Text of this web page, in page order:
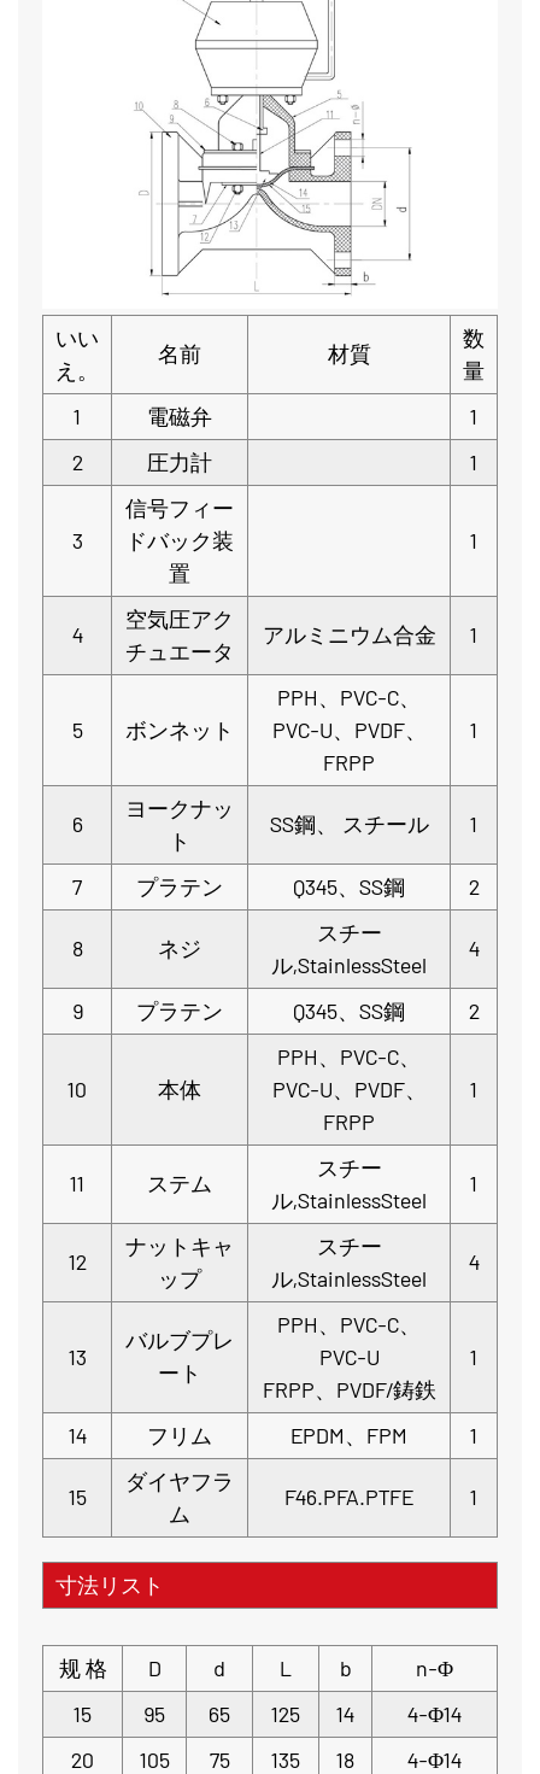
いい
え。
名前 材質
数
量
1
電磁弁
1
2
圧力計 1
3
信号フィー
ドバック装
置
1
4
空気圧アク
チュエータ
アルミニウム合金 1
5 ボンネット
PPH、PVC-C、
PVC-U、PVDF、
FRPP
1
6
ヨークナッ
ト
SS鋼、 スチール 1
7 プラテン Q345、SS鋼 2
8 ネジ
スチー
ル,StainlessSteel
4
9 プラテン Q345、SS鋼 2
10 本体
PPH、PVC-C、
PVC-U、PVDF、
FRPP
1
11 ステム
スチー
ル,StainlessSteel
1
12
ナットキャ
ップ
スチー
ル,StainlessSteel
4
13
バルブプレ
ート
PPH、PVC-C、
PVC-U
FRPP、PVDF/鋳鉄
1
14 フリム EPDM、FPM 1
15
ダイヤフラ
ム
F46.PFA.PTFE 1
寸法リスト
规格 D d L b
n-Φ
15
95 65 125 14
4-Φ14
20
105 75 135 18
4-Φ14